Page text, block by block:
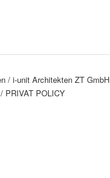
/ i-unit Architekten ZT GmbH
/ PRIVAT POLICY